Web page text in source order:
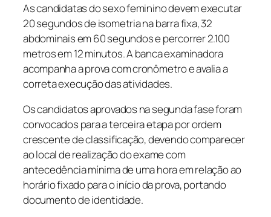
As candidatas do sexo feminino devem executar
20 segundos de isometria na barra fixa, 32
abdominais em 60 segundos e percorrer 2.100
metros em 12 minutos. A banca examinadora
acompanha a prova com cronômetro e avalia a
correta execução das atividades.
Os candidatos aprovados na segunda fase foram
convocados para a terceira etapa por ordem
crescente de classificação, devendo comparecer
ao local de realização do exame com
antecedência mínima de uma hora em relação ao
horário fixado para o início da prova, portando
documento de identidade.